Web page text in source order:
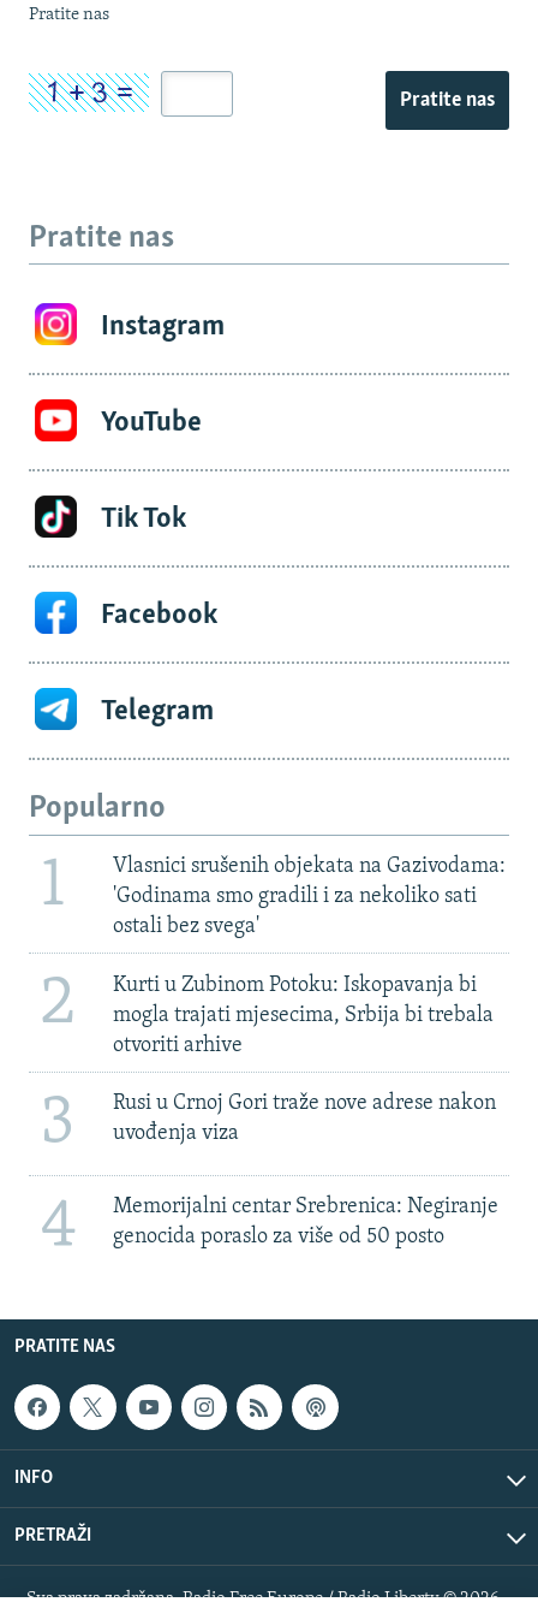
Pratite nas
Pratite nas
Pratite nas
Instagram
YouTube
Tik Tok
Facebook
Telegram
Popularno
1
Vlasnici srušenih objekata na Gazivodama:
'Godinama smo gradili i za nekoliko sati
ostali bez svega'
2
Kurti u Zubinom Potoku: Iskopavanja bi
mogla trajati mjesecima, Srbija bi trebala
otvoriti arhive
3
Rusi u Crnoj Gori traže nove adrese nakon
uvođenja viza
4
Memorijalni centar Srebrenica: Negiranje
genocida poraslo za više od 50 posto
PRATITE NAS
INFO
PRETRAŽI